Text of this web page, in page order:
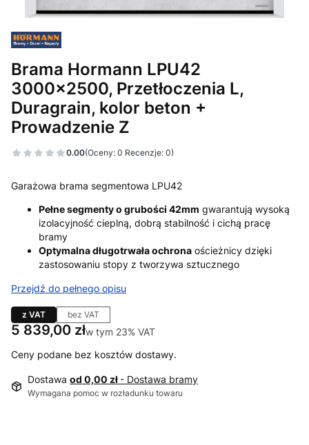
Brama Hormann LPU42
3000x2500, Przetłoczenia L,
Duragrain, kolor beton +
Prowadzenie Z
0.00(Oceny: 0 Recenzje: 0)
Garażowa brama segmentowa LPU42
Pełne segmenty o grubości 42mm gwarantują wysoką
izolacyjność cieplną, dobrą stabilność i cichą pracę
bramy
Optymalna długotrwała ochrona ościeżnicy dzięki
zastosowaniu stopy z tworzywa sztucznego
Przejdź do pełnego opisu
z VAT bez VAT
Cena
5 839,00 złw tym 23% VAT
w tym 23% VAT
Ceny podane bez kosztów dostawy.
Dostawa od 0,00 zł - Dostawa bramy
Wymagana pomoc w rozładunku towaru